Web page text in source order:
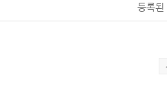
등록된